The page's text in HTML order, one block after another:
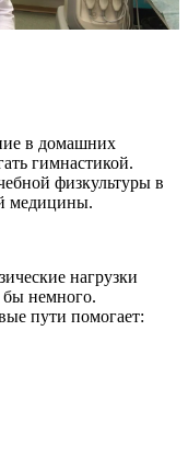
в домашних
гимнастикой.
физкультуры в
медицины.
нагрузки
немного.
пути помогает: